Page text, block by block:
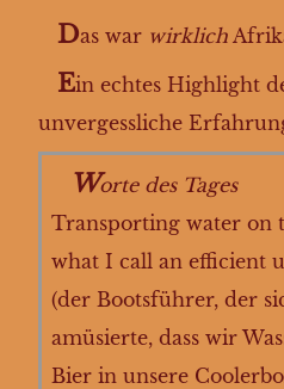
Das war wirklich
Ein echtes Highlight
unvergessliche
Worte des Tages
Transporting water on
what I call an efficient
(der Bootsführer, der
amüsierte, dass wir
Bier in unsere